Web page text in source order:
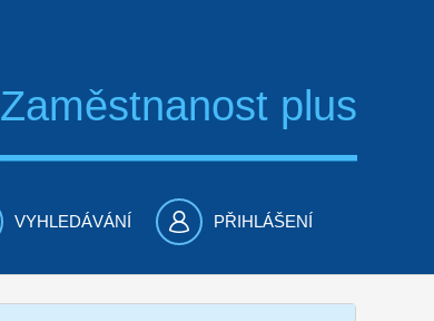
Zaměstnanost plus
VYHLEDÁVÁNÍ PŘIHLÁŠENÍ